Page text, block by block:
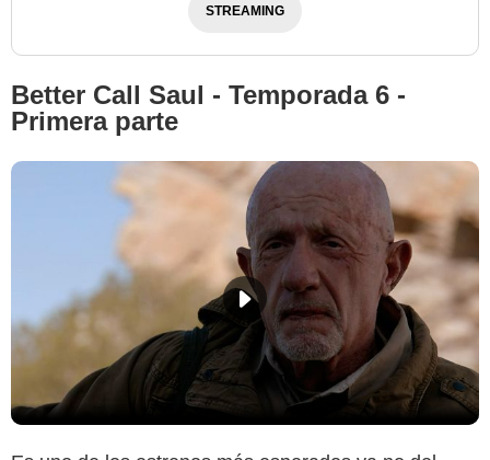
STREAMING
Better Call Saul - Temporada 6 -
Primera parte